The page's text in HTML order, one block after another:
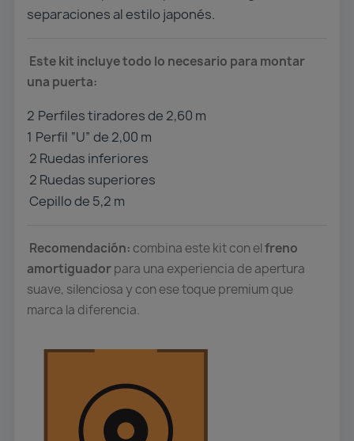
separaciones al estilo japonés.
Este kit incluye todo lo necesario para montar
una puerta:
2️ Perfiles tiradores de 2,60 m
1️ Perfil “U” de 2,00 m
2 Ruedas inferiores
2 Ruedas superiores
Cepillo de 5,2 m
Recomendación: combina este kit con elfreno
amortiguadorpara una experiencia de apertura
suave, silenciosa y con ese toque premium que
marca la diferencia.